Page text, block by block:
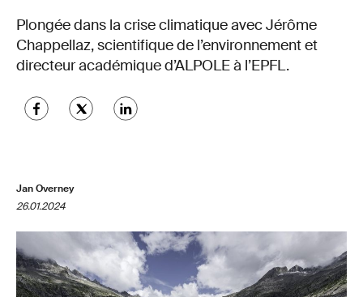
Plongée dans la crise climatique avec Jérôme
Chappellaz, scientifique de l’environnement et
directeur académique d’ALPOLE à l’EPFL.
Jan Overney
26.01.2024